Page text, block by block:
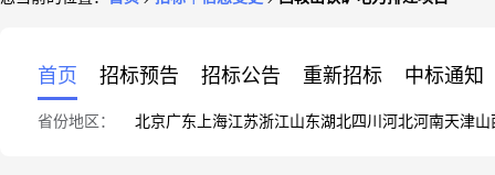
首页 招标预告 招标公告 重新招标 中标通知
省份地区： 北京广东 上海江苏浙江山东湖北四川 河北河南天津山